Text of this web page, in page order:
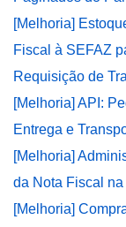
[Melhoria]
Fiscal à SEFAZ
Requisição de
[Melhoria] API:
Entrega e
[Melhoria]
da Nota Fiscal
[Melhoria]